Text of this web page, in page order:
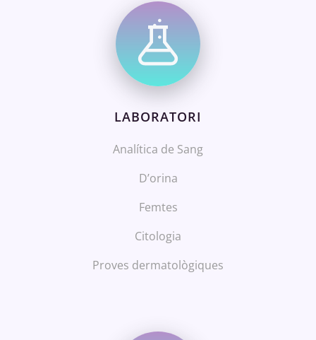
LABORATORI
Analítica de Sang
D’orina
Femtes
Citologia
Proves dermatològiques